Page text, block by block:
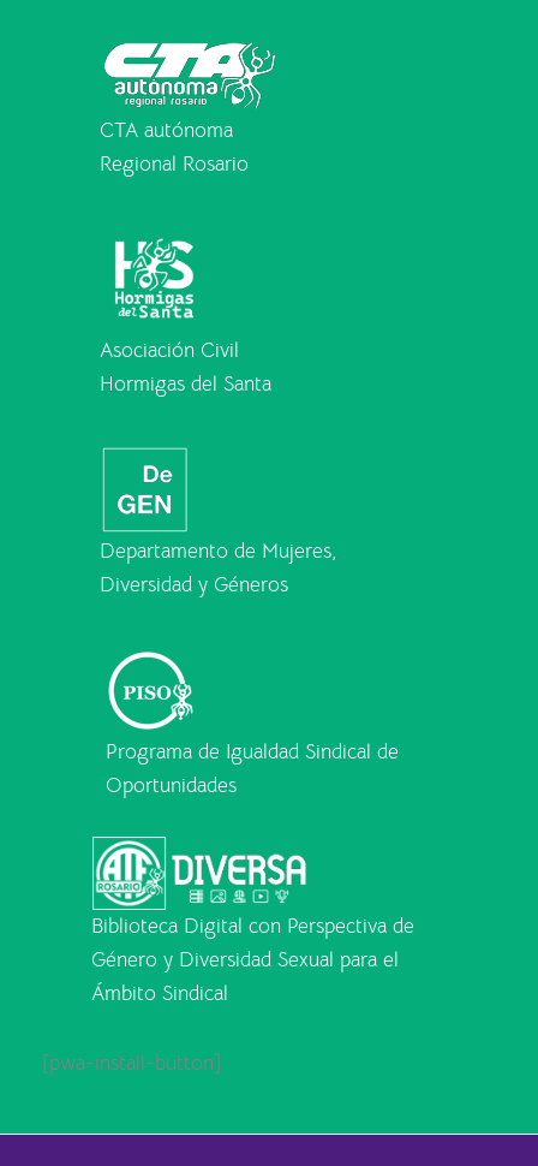
CTA autónoma
Regional Rosario
Asociación Civil
Hormigas del Santa
Departamento de Mujeres,
Diversidad y Géneros
Programa de Igualdad Sindical de
Oportunidades
Biblioteca Digital con Perspectiva de
Género y Diversidad Sexual para el
Ámbito Sindical
[pwa-install-button]